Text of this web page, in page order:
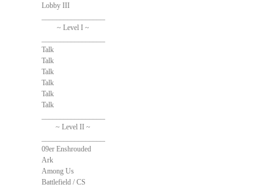
Lobby III
~ Level I ~
Talk
Talk
Talk
Talk
Talk
Talk
~ Level II ~
09er Enshrouded
Ark
Among Us
Battlefield / CS